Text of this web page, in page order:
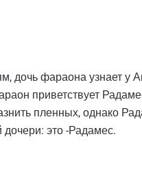
дочь фараона узнает у
приветствует
пленных, однако
это -Радамес.